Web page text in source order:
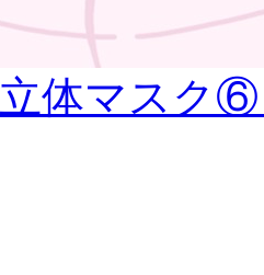
立体マスク